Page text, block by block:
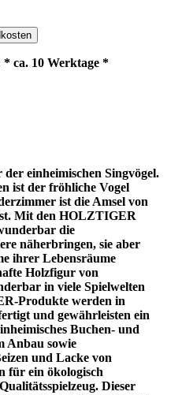
ca. 10 Werktage *
einheimischen Singvögel.
ist der fröhliche Vogel
ist die Amsel von
Mit den HOLZTIGER
die
näherbringen, sie aber
ihrer Lebensräume
Holzfigur von
in viele Spielwelten
Produkte werden in
und gewährleisten ein
Buchen- und
Anbau sowie
und Lacke von
für ein ökologisch
Dieser